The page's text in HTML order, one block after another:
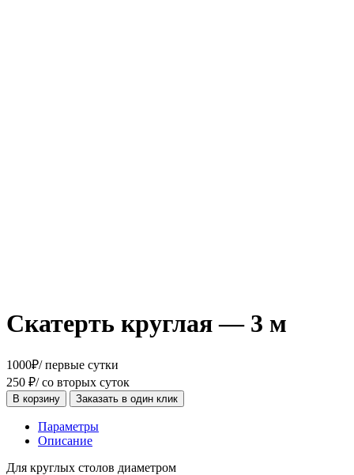
Скатерть круглая — 3 м
1000₽/ первые сутки
250 ₽/ со вторых суток
В корзину Заказать в один клик
Параметры
Описание
Для круглых столов диаметром